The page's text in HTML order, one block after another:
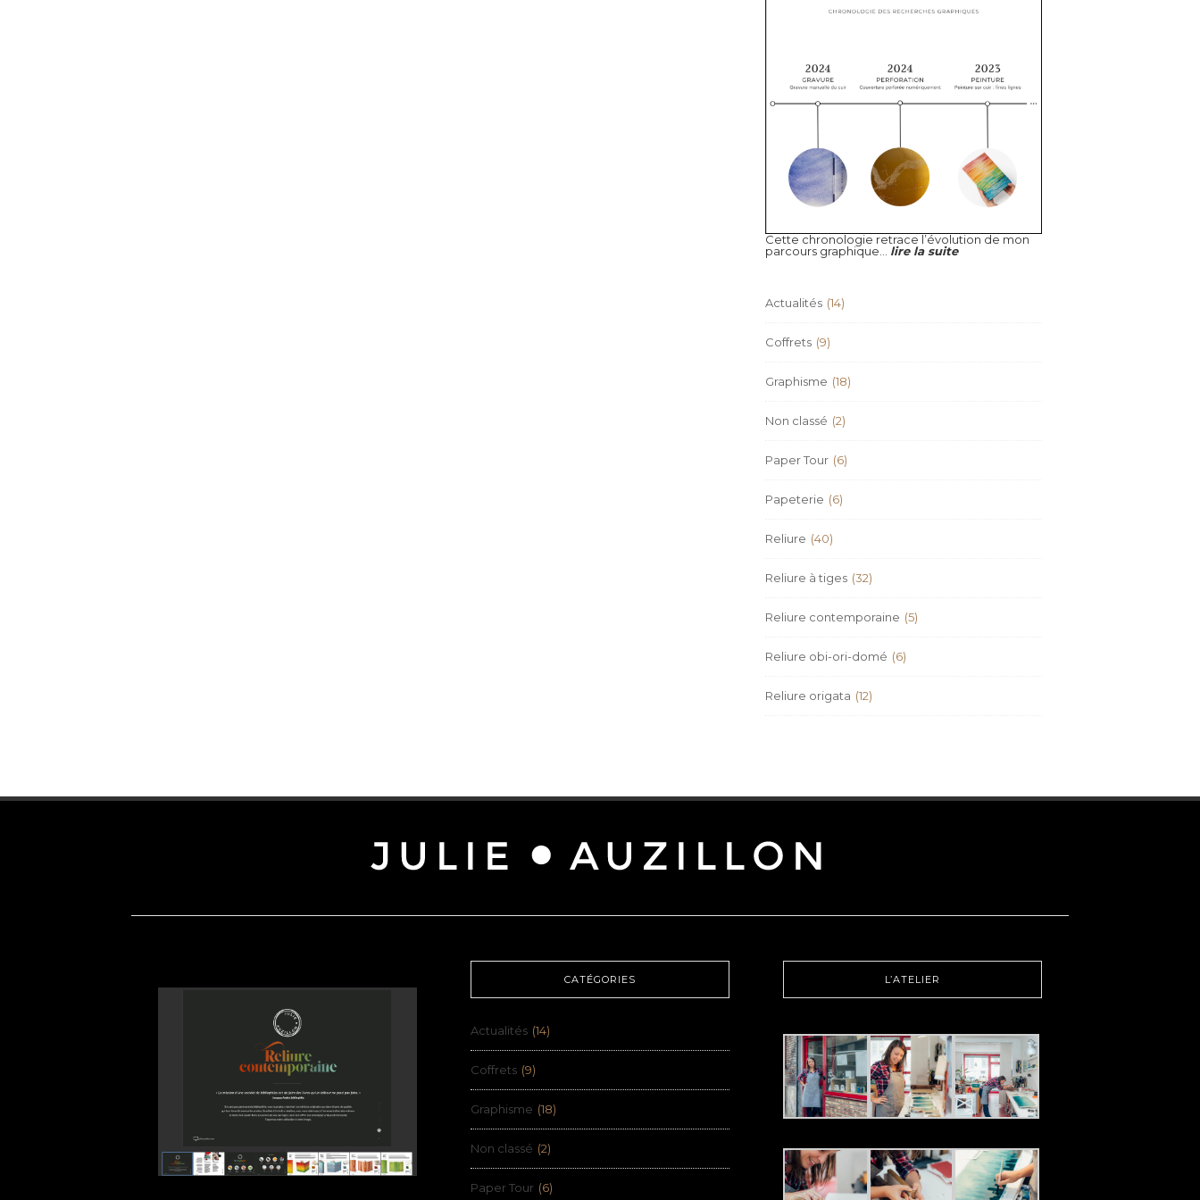
Cette chronologie retrace l’évolution de mon
parcours graphique... lire la suite
Actualités (14)
Coffrets (9)
Graphisme (18)
Non classé (2)
Paper Tour (6)
Papeterie (6)
Reliure (40)
Reliure à tiges (32)
Reliure contemporaine (5)
Reliure obi-ori-domé (6)
Reliure origata (12)
CATÉGORIES
Actualités (14)
Coffrets (9)
Graphisme (18)
Non classé (2)
Paper Tour (6)
L’ATELIER